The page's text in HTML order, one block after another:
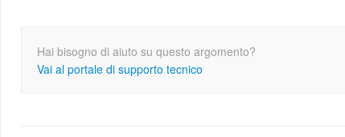
Hai bisogno di aiuto su questo argomento?
Vai al portale di supporto tecnico